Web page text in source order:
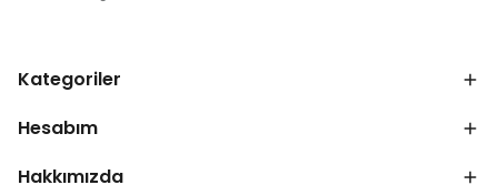
Kategoriler
Hesabım
Hakkımızda